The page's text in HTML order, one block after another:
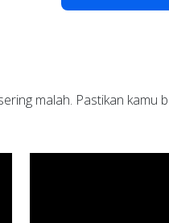
malah. Pastikan